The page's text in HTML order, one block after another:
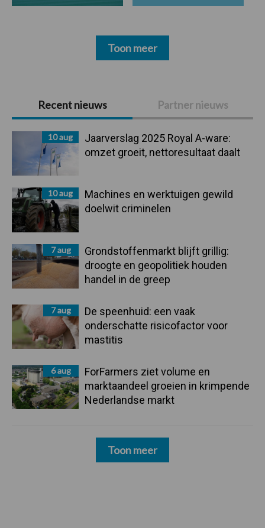
Primaire
Sidebar
Recent nieuws Partner nieuws
10 aug
Jaarverslag 2025 Royal A-ware:
omzet groeit, nettoresultaat daalt
10 aug
Machines en werktuigen gewild
doelwit criminelen
7 aug
Grondstoffenmarkt blijft grillig:
droogte en geopolitiek houden
handel in de greep
7 aug
De speenhuid: een vaak
onderschatte risicofactor voor
mastitis
6 aug
ForFarmers ziet volume en
marktaandeel groeien in krimpende
Nederlandse markt
Toon meer
Toon meer